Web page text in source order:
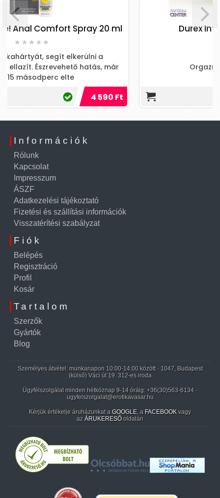
20 ml
a
hatás, már
Durex Intense Orgasmic
Orgazmus javító cseppek.
Információk
Rólunk
Kapcsolat
Impresszum
ÁSZF
Adatkezelési tájékoztató
Fizetési és szállítási információk
Visszatérítési szabályzat
Fiók
Belépés
Regisztráció
Profil
Kosár
Tartalom
Szerzők
Gyártók
Blog
Személyes átvétel: munkanapon 10:00-14:00 között · 1047, Budapest
(külső) Váci út 19. 312-es iroda
Ügyfélszolgálat minden hétköznap 9-14 óráig: +36(30)563-6134 ·
ugyfelszolgalat@erotikavasar.hu
Kérjük értékelje áruházunkat a GOOGLE, a FACEBOOK vagy
az ÁRUKERESŐ oldalán